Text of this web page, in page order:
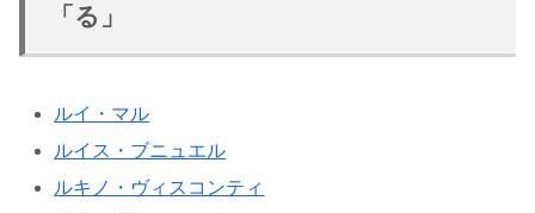
「る」
ルイ・マル
ルイス・ブニュエル
ルキノ・ヴィスコンティ